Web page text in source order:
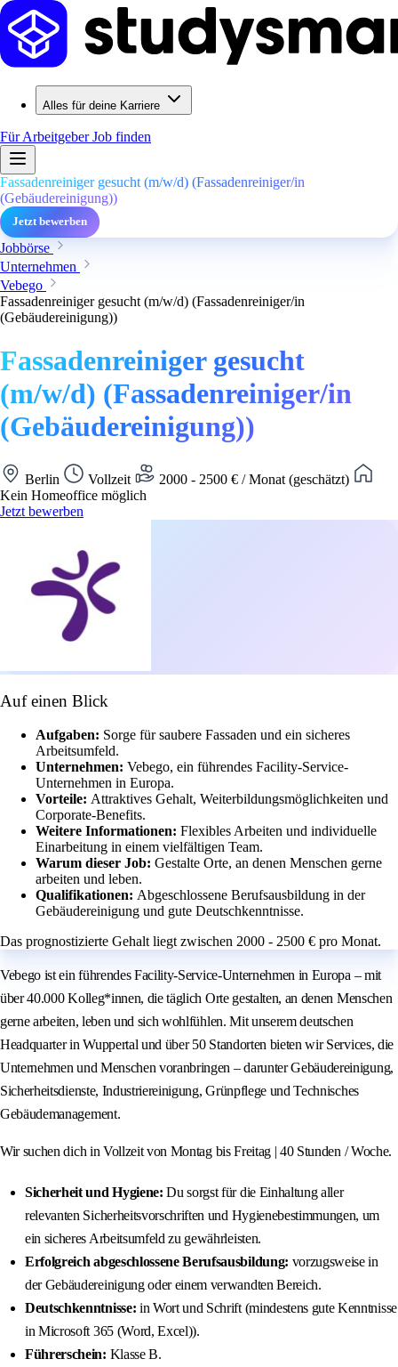
Alles für deine Karriere
Für ArbeitgeberJob finden
Fassadenreiniger gesucht (m/w/d) (Fassadenreiniger/in
(Gebäudereinigung))
Jetzt bewerben
Jobbörse
Unternehmen
Vebego
Fassadenreiniger gesucht (m/w/d) (Fassadenreiniger/in
(Gebäudereinigung))
Fassadenreiniger gesucht
(m/w/d) (Fassadenreiniger/in
(Gebäudereinigung))
Berlin Vollzeit
2000 - 2500 € / Monat (geschätzt)
Kein Homeoffice möglich
Jetzt bewerben
Auf einen Blick
Aufgaben: Sorge für saubere Fassaden und ein sicheres
Arbeitsumfeld.
Unternehmen: Vebego, ein führendes Facility-Service-
Unternehmen in Europa.
Vorteile: Attraktives Gehalt, Weiterbildungsmöglichkeiten und
Corporate-Benefits.
Weitere Informationen: Flexibles Arbeiten und individuelle
Einarbeitung in einem vielfältigen Team.
Warum dieser Job: Gestalte Orte, an denen Menschen gerne
arbeiten und leben.
Qualifikationen: Abgeschlossene Berufsausbildung in der
Gebäudereinigung und gute Deutschkenntnisse.
Das prognostizierte Gehalt liegt zwischen 2000 - 2500 € pro Monat.
Vebego ist ein führendes Facility-Service-Unternehmen in Europa – mit
über 40.000 Kolleg*innen, die täglich Orte gestalten, an denen Menschen
gerne arbeiten, leben und sich wohlfühlen. Mit unserem deutschen
Headquarter in Wuppertal und über 50 Standorten bieten wir Services, die
Unternehmen und Menschen voranbringen – darunter Gebäudereinigung,
Sicherheitsdienste, Industriereinigung, Grünpflege und Technisches
Gebäudemanagement.
Wir suchen dich in Vollzeit von Montag bis Freitag | 40 Stunden / Woche.
Sicherheit und Hygiene: Du sorgst für die Einhaltung aller
relevanten Sicherheitsvorschriften und Hygienebestimmungen, um
ein sicheres Arbeitsumfeld zu gewährleisten.
Erfolgreich abgeschlossene Berufsausbildung: vorzugsweise in
der Gebäudereinigung oder einem verwandten Bereich.
Deutschkenntnisse: in Wort und Schrift (mindestens gute Kenntnisse
in Microsoft 365 (Word, Excel)).
Führerschein: Klasse B.